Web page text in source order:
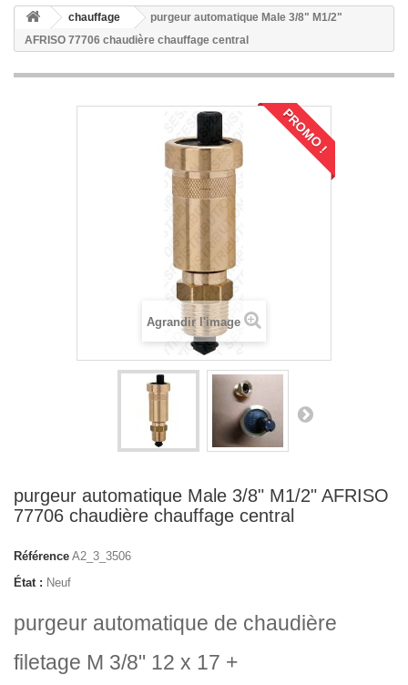
chauffage
purgeur automatique Male 3/8" M1/2"
AFRISO 77706 chaudière chauffage central
PROMO !
Agrandir l'image
purgeur automatique Male 3/8" M1/2" AFRISO
77706 chaudière chauffage central
Référence A2_3_3506
État : Neuf
purgeur automatique de chaudière
filetage M 3/8" 12 x 17 +